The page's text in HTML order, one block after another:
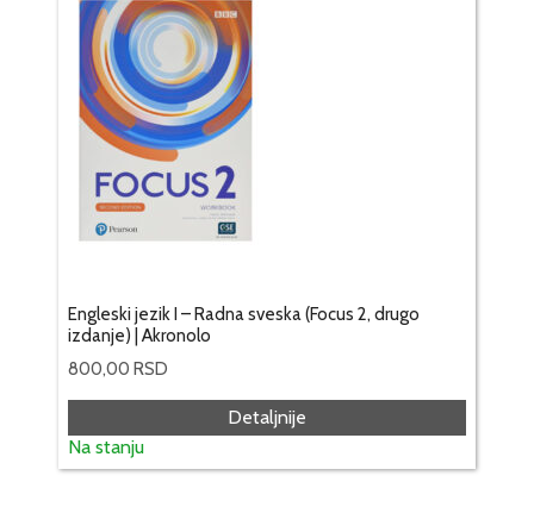
Engleski jezik I – Radna sveska (Focus 2, drugo
izdanje) | Akronolo
800,00 RSD
Detaljnije
Na stanju